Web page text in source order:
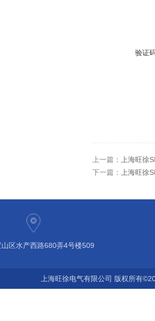
验证
上一篇：
上海旺徐
下一篇：
上海旺徐
山区水产西路680弄4号楼509
上海旺徐电气有限公司 版权所有